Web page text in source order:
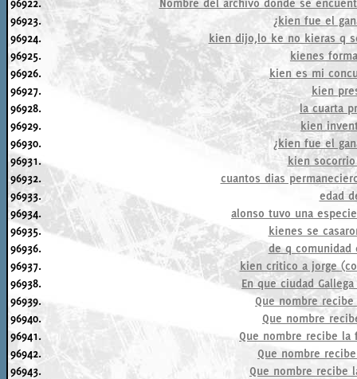
96922.
Nombre del archivo donde se
96923.
¿kien fue el
96924.
kien dijo,lo ke no kieras q
96925.
kienes
96926.
kien es mi
96927.
kien
96928.
la cuarta
96929.
kien
96930.
¿kien fue el
96931.
kien socorrio
96932.
cuantos dias
96933.
edad
96934.
alonso tuvo una
96935.
kienes se
96936.
de q comunidad
96937.
kien critico a jorge
96938.
En que ciudad
96939.
Que nombre
96940.
Que nombre
96941.
Que nombre recibe la
96942.
Que nombre
96943.
Que nombre recibe